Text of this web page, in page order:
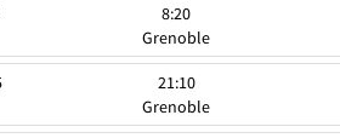
8:20
Grenoble
21:10
Grenoble